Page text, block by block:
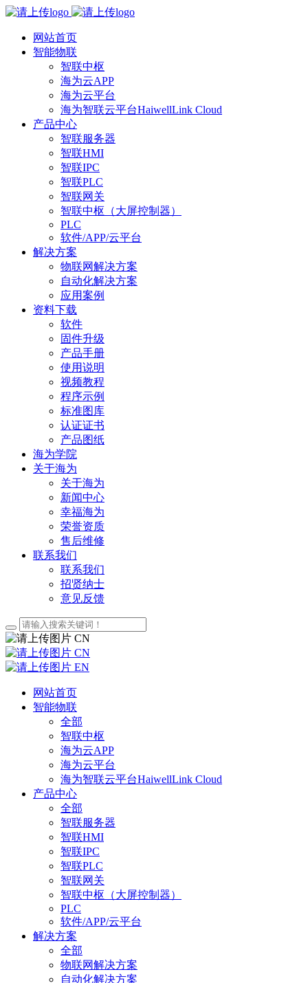
网站首页
智能物联
智联中枢
海为云APP
海为云平台
海为智联云平台HaiwellLink Cloud
产品中心
智联服务器
智联HMI
智联IPC
智联PLC
智联网关
智联中枢（大屏控制器）
PLC
软件/APP/云平台
解决方案
物联网解决方案
自动化解决方案
应用案例
资料下载
软件
固件升级
产品手册
使用说明
视频教程
程序示例
标准图库
认证证书
产品图纸
海为学院
关于海为
关于海为
新闻中心
幸福海为
荣誉资质
售后维修
联系我们
联系我们
招贤纳士
意见反馈
CN
CN
EN
网站首页
智能物联
全部
智联中枢
海为云APP
海为云平台
海为智联云平台HaiwellLink Cloud
产品中心
全部
智联服务器
智联HMI
智联IPC
智联PLC
智联网关
智联中枢（大屏控制器）
PLC
软件/APP/云平台
解决方案
全部
物联网解决方案
自动化解决方案